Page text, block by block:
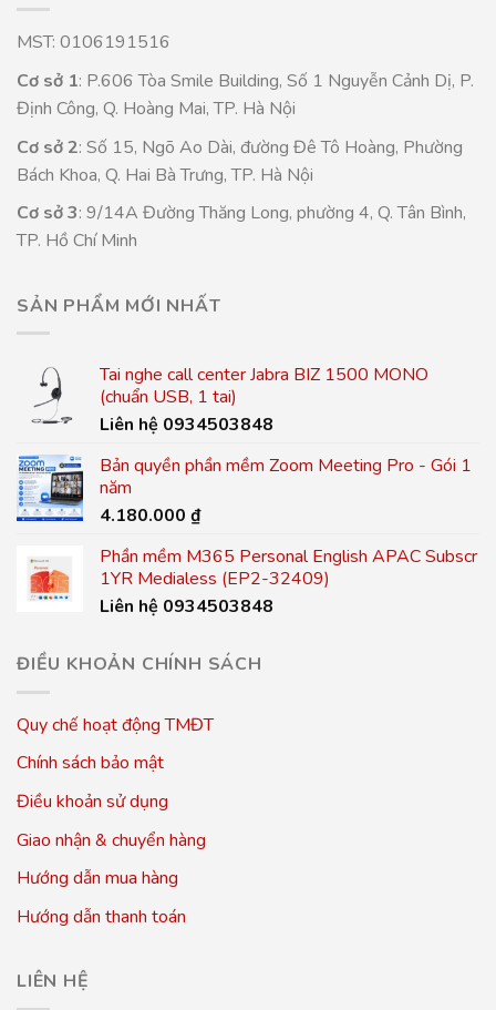
MST: 0106191516
Cơ sở 1: P.606 Tòa Smile Building, Số 1 Nguyễn Cảnh Dị, P.
Định Công, Q. Hoàng Mai, TP. Hà Nội
Cơ sở 2: Số 15, Ngõ Ao Dài, đường Đê Tô Hoàng, Phường
Bách Khoa, Q. Hai Bà Trưng, TP. Hà Nội
Cơ sở 3: 9/14A Đường Thăng Long, phường 4, Q. Tân Bình,
TP. Hồ Chí Minh
SẢN PHẨM MỚI NHẤT
Tai nghe call center Jabra BIZ 1500 MONO
(chuẩn USB, 1 tai)
Liên hệ 0934503848
Bản quyền phần mềm Zoom Meeting Pro - Gói 1
năm
4.180.000 ₫
Phần mềm M365 Personal English APAC Subscr
1YR Medialess (EP2-32409)
Liên hệ 0934503848
ĐIỀU KHOẢN CHÍNH SÁCH
Quy chế hoạt động TMĐT
Chính sách bảo mật
Điều khoản sử dụng
Giao nhận & chuyển hàng
Hướng dẫn mua hàng
Hướng dẫn thanh toán
LIÊN HỆ